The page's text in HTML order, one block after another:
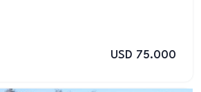
USD 75.000